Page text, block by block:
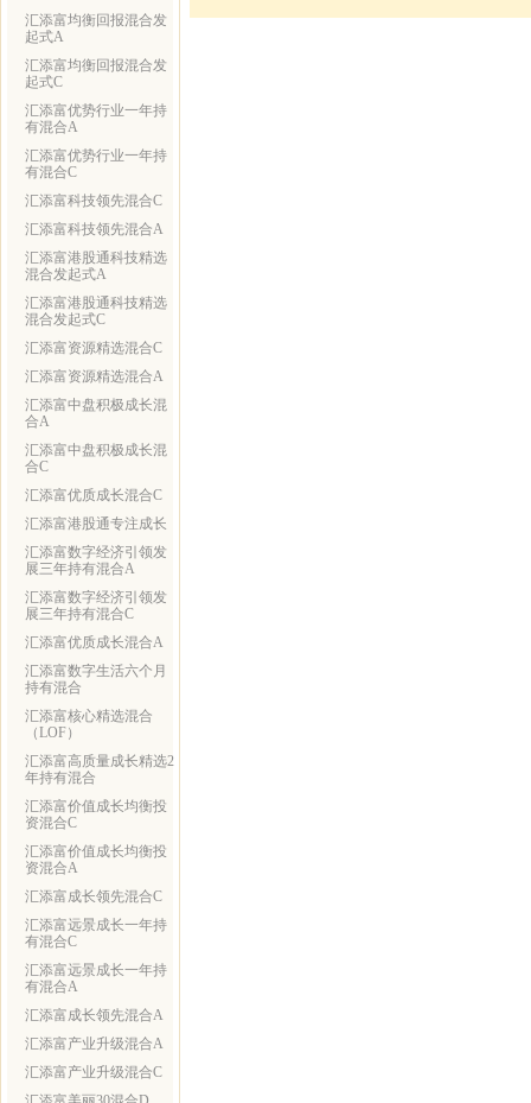
汇添富均衡回报混合发
起式A
汇添富均衡回报混合发
起式C
汇添富优势行业一年持
有混合A
汇添富优势行业一年持
有混合C
汇添富科技领先混合C
汇添富科技领先混合A
汇添富港股通科技精选
混合发起式A
汇添富港股通科技精选
混合发起式C
汇添富资源精选混合C
汇添富资源精选混合A
汇添富中盘积极成长混
合A
汇添富中盘积极成长混
合C
汇添富优质成长混合C
汇添富港股通专注成长
汇添富数字经济引领发
展三年持有混合A
汇添富数字经济引领发
展三年持有混合C
汇添富优质成长混合A
汇添富数字生活六个月
持有混合
汇添富核心精选混合
（LOF）
汇添富高质量成长精选2
年持有混合
汇添富价值成长均衡投
资混合C
汇添富价值成长均衡投
资混合A
汇添富成长领先混合C
汇添富远景成长一年持
有混合C
汇添富远景成长一年持
有混合A
汇添富成长领先混合A
汇添富产业升级混合A
汇添富产业升级混合C